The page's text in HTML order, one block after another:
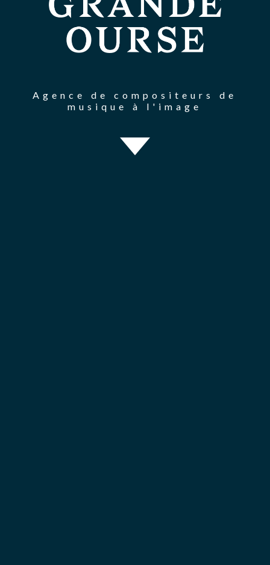
Agence de compositeurs de
musique à l'image